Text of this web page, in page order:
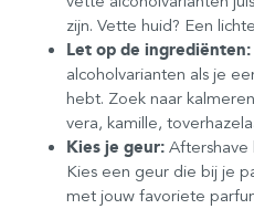
zijn. Vette huid? Een
Let op de ingrediënten:
alcoholvarianten als je
hebt. Zoek naar
vera, kamille,
Kies je geur: Aftershave
Kies een geur die bij je
met jouw favoriete